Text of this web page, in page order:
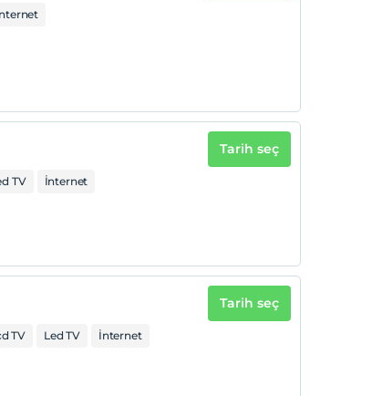
TV
İnternet
Tarih seç
TV Led TV
İnternet
Tarih seç